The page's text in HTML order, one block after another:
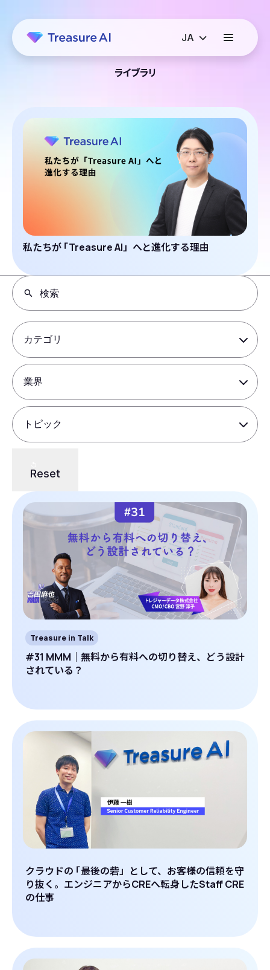
ライブラリ
私たちが 「Treasure AI」へと進化する理由
Reset
Treasure in Talk
#31 MMM｜無料から有料への切り替え、どう設計
されている？
クラウドの 「最後の砦」として、お客様の信頼を守
り抜く。エンジニアからCREへ転身したStaff CRE
の仕事